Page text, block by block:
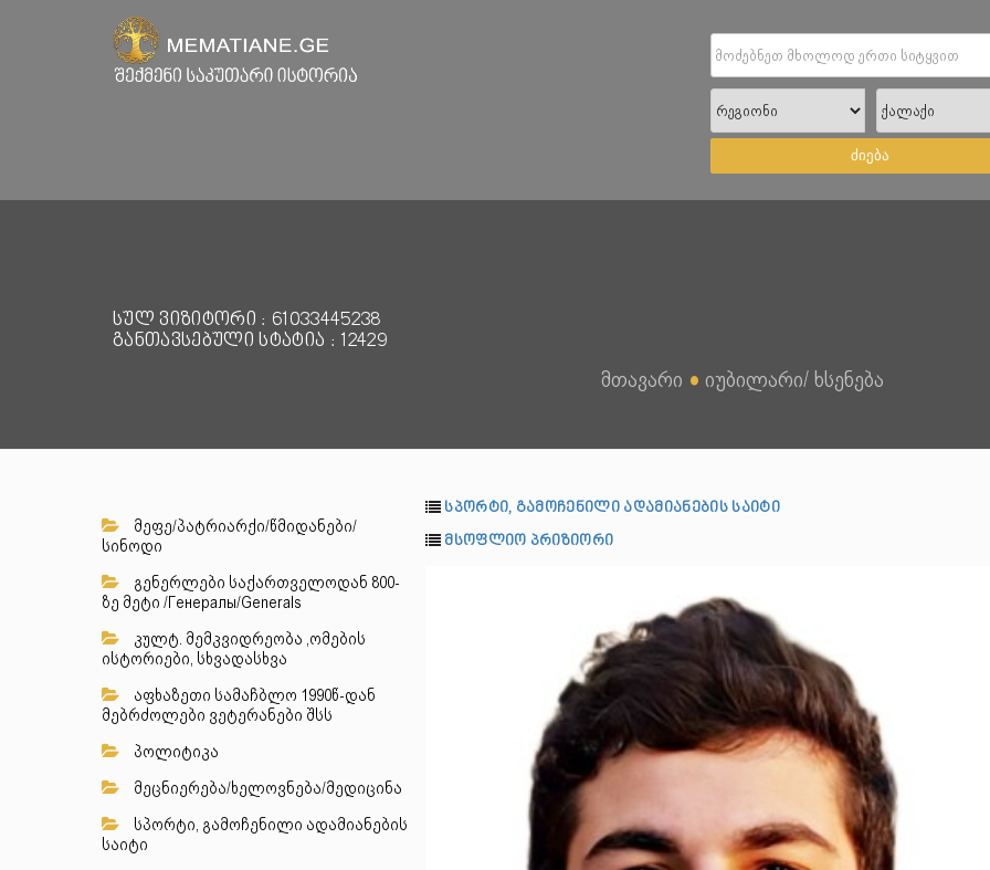
ძიება
სულ ვიზიტორი : 61033445238
განთავსებული სტატია : 12429
მთავარი ● იუბილარი/ ხსენება
მეფე/პატრიარქი/წმიდანები/
სინოდი
გენერლები საქართველოდან 800-
ზე მეტი /Генералы/Generals
კულტ. მემკვიდრეობა ,ომების
ისტორიები, სხვადასხვა
აფხაზეთი სამაჩბლო 1990წ-დან
მებრძოლები ვეტერანები შსს
პოლიტიკა
მეცნიერება/ხელოვნება/მედიცინა
სპორტი, გამოჩენილი ადამიანების
საიტი
სპორტი, გამოჩენილი ადამიანების საიტი
მსოფლიო პრიზიორი